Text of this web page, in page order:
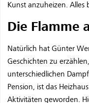
Kunst anzuheizen. Alles
Die Flamme
Natürlich hat Günter
Geschichten zu
unterschiedlichen
Pension, ist das
Aktivitäten geworden.